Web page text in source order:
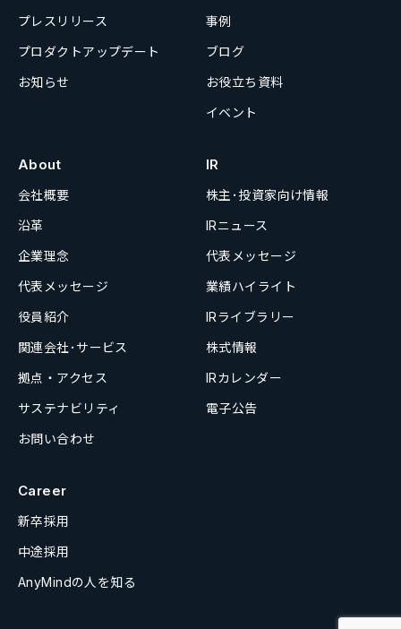
プレスリリース
プロダクトアップデート
お知らせ
事例
ブログ
お役立ち資料
イベント
About
会社概要
沿革
企業理念
代表メッセージ
役員紹介
関連会社･サービス
拠点・アクセス
サステナビリティ
お問い合わせ
IR
株主･投資家向け情報
IRニュース
代表メッセージ
業績ハイライト
IRライブラリー
株式情報
IRカレンダー
電子公告
Career
新卒採用
中途採用
AnyMindの人を知る